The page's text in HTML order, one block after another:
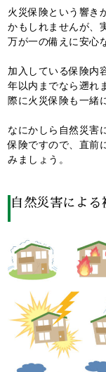
火災保険という響き
かもしれませんが、
万が一の備えに安心
加入している保険内
年以内までなら遡れ
際に火災保険も一緒
なにかしら自然災害
保険ですので、直前
みましょう。
自然災害によ